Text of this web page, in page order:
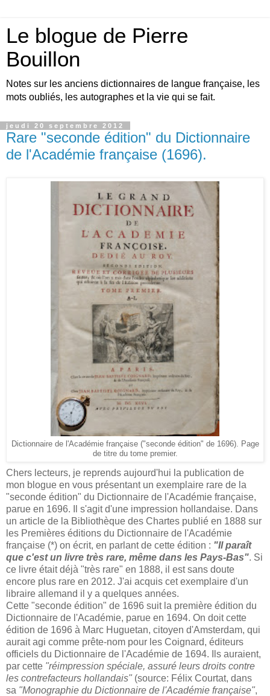
Le blogue de Pierre
Bouillon
Notes sur les anciens dictionnaires de langue française, les
mots oubliés, les autographes et la vie qui se fait.
jeudi 20 septembre 2012
Rare "seconde édition" du Dictionnaire
de l'Académie française (1696).
Dictionnaire de l'Académie française ("seconde édition" de 1696). Page
de titre du tome premier.
Chers lecteurs, je reprends aujourd'hui la publication de
mon blogue en vous présentant un exemplaire rare de la
"seconde édition" du Dictionnaire de l'Académie française,
parue en 1696. Il s'agit d'une impression hollandaise. Dans
un article de la Bibliothèque des Chartes publié en 1888 sur
les Premières éditions du Dictionnaire de l'Académie
française (*) on écrit, en parlant de cette édition : "Il paraît
que c'est un livre très rare, même dans les Pays-Bas". Si
ce livre était déjà "très rare" en 1888, il est sans doute
encore plus rare en 2012. J'ai acquis cet exemplaire d'un
libraire allemand il y a quelques années.
Cette "seconde édition" de 1696 suit la première édition du
Dictionnaire de l'Académie, parue en 1694. On doit cette
édition de 1696 à Marc Huguetan, citoyen d'Amsterdam, qui
aurait agi comme prête-nom pour les Coignard, éditeurs
officiels du Dictionnaire de l'Académie de 1694. Ils auraient,
par cette "réimpression spéciale, assuré leurs droits contre
les contrefacteurs hollandais" (source: Félix Courtat, dans
sa "Monographie du Dictionnaire de l'Académie française",